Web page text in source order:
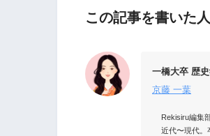
この記事を書いた人
一橋大卒 歴
京藤 一葉
Rekisiru編集
近代〜現代。